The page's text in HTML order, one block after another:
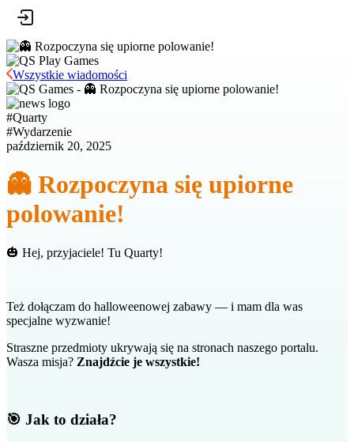
Wszystkie wiadomości
#Quarty
#Wydarzenie
październik 20, 2025
👻 Rozpoczyna się upiorne
polowanie!
🎃 Hej, przyjaciele! Tu Quarty!
Też dołączam do halloweenowej zabawy — i mam dla was
specjalne wyzwanie!
Straszne przedmioty ukrywają się na stronach naszego portalu.
Wasza misja? Znajdźcie je wszystkie!
🎯 Jak to działa?